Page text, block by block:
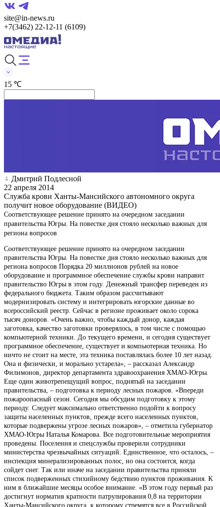
site@in-news.ru
+7(3462) 22-12-11 (6109)
15 ℃
Дмитрий Подлесной
22 апреля 2014
Служба крови Ханты-Мансийского автономного округа
получит новое оборудование (ВИДЕО)
Соответствующее решение принято на очередном заседании
правительства Югры. На повестке дня стояло несколько важных для
региона вопросов
Соответствующее решение принято на очередном заседании
правительства Югры. На повестке дня стояло несколько важных для
региона вопросов Порядка 20 миллионов рублей на новое
оборудование и программное обеспечение службы крови направит
правительство Югры в этом году. Денежный трансфер переведен из
федерального бюджета. Таким образом рассчитывают
модернизировать систему и интегрировать югорские данные во
всероссийский реестр. Сейчас в регионе проживает около сорока
тысяч доноров. «Очень важно, чтобы каждый донор, каждая
заготовка, качество заготовки проверялось, в том числе с помощью
компьютерной техники. До текущего времени, и сегодня существует
программное обеспечение, существует и компьютерная техника. Но
ничто не стоит на месте, эта техника поставлялась более 10 лет назад.
Она и физически, и морально устарела», – рассказал Александр
Филимонов, директор департамента здравоохранения ХМАО-Югры.
Еще один животрепещущий вопрос, поднятый на заседании
правительства, – подготовка к периоду лесных пожаров. «Впереди
пожароопасный сезон. Сегодня мы обсудим подготовку к этому
периоду. Следует максимально ответственно подойти к вопросу
защиты населенных пунктов, прежде всего населенных пунктов,
которые подвержены угрозе лесных пожаров», – отметила губернатор
ХМАО-Югры Наталья Комарова. Все подготовительные мероприятия
проведены. Поселения и спецслужбы проверили сотрудники
министерства чрезвычайных ситуаций. Единственное, что осталось, –
инспекция минерализированных полос, но она состоится, когда
сойдет снег. Так или иначе на заседании правительства приняли
список подверженных стихийному бедствию пунктов проживания. К
ним в ближайшие месяцы особое внимание. «В этом году первый раз
достигнут норматив кратности патрулирования 0,8 на территории
Ханты-Мансийского округа, к которому стремятся все в Российской